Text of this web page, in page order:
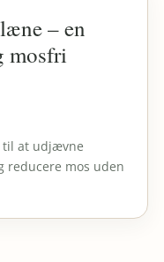
– en
mosfri
til at udjævne
reducere mos uden